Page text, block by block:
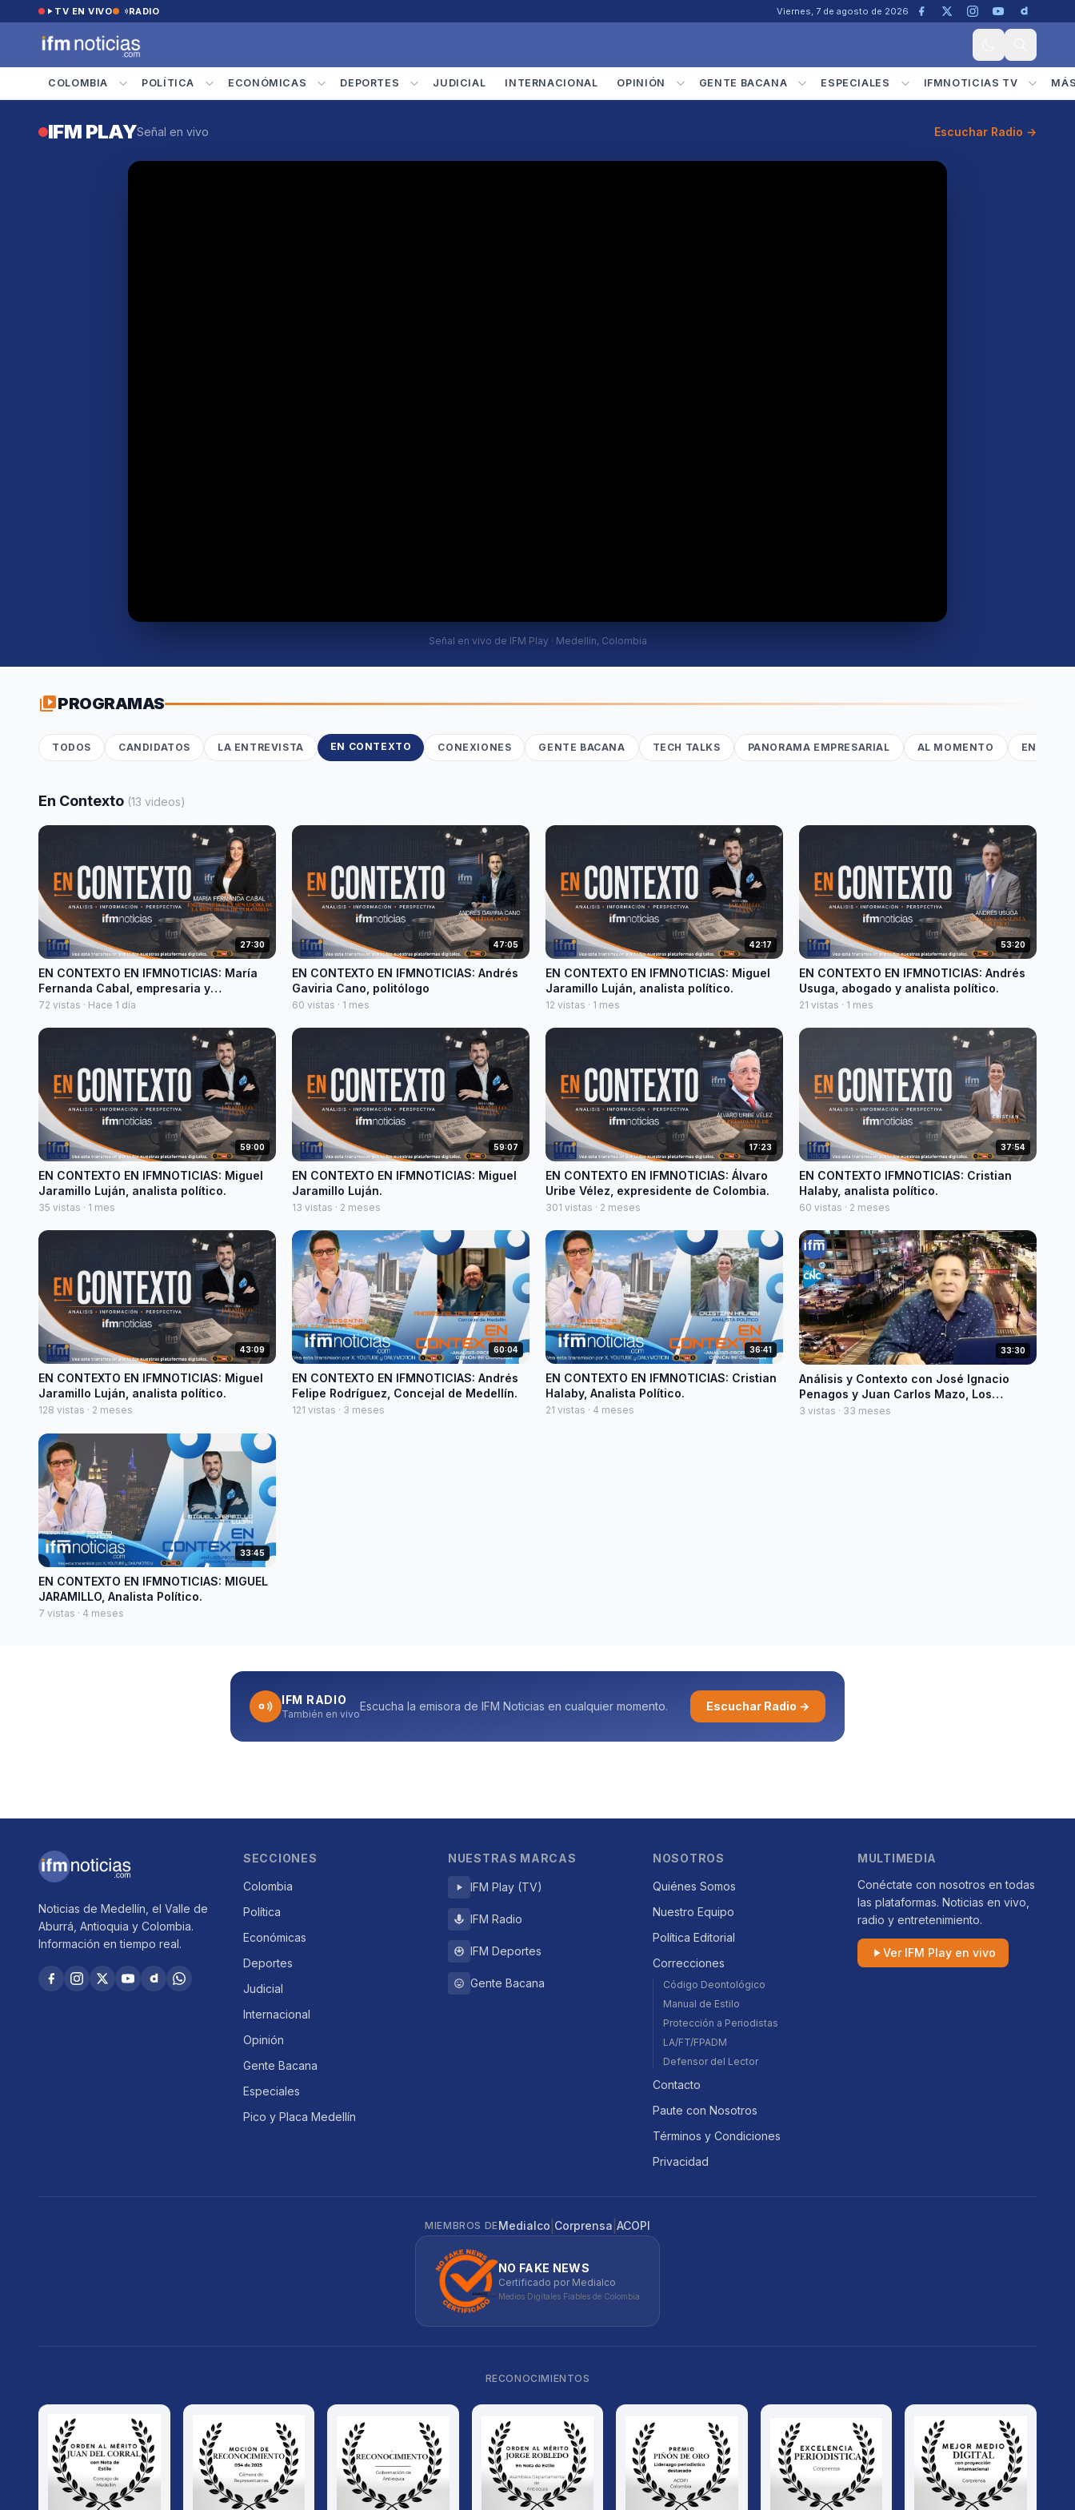
Saltar al contenido
TV EN VIVO RADIO Viernes, 7 de agosto de 2026
COLOMBIA POLÍTICA ECONÓMICAS DEPORTES JUDICIAL INTERNACIONAL OPINIÓN GENTE BACANA ESPECIALES IFMNOTICIAS TV
IFM PLAYSeñal en vivo Escuchar Radio →
Señal en vivo de IFM Play · Medellín, Colombia
PROGRAMAS
TODOS CANDIDATOS LA ENTREVISTA EN CONTEXTO CONEXIONES GENTE BACANA TECH TALKS PANORAMA EMPRESARIAL AL MOMENTO EN VIVO
En Contexto (13 videos)
27:30
EN CONTEXTO EN IFMNOTICIAS: María
Fernanda Cabal, empresaria y
exsenadora de la República de Colombia.
72 vistas · Hace 1 día
47:05
EN CONTEXTO EN IFMNOTICIAS: Andrés
Gaviria Cano, politólogo
60 vistas · 1 mes
42:17
EN CONTEXTO EN IFMNOTICIAS: Miguel
Jaramillo Luján, analista político.
12 vistas · 1 mes
53:20
EN CONTEXTO EN IFMNOTICIAS: Andrés
Usuga, abogado y analista político.
21 vistas · 1 mes
59:00
EN CONTEXTO EN IFMNOTICIAS: Miguel
Jaramillo Luján, analista político.
35 vistas · 1 mes
59:07
EN CONTEXTO EN IFMNOTICIAS: Miguel
Jaramillo Luján.
13 vistas · 2 meses
17:23
EN CONTEXTO EN IFMNOTICIAS: Álvaro
Uribe Vélez, expresidente de Colombia.
301 vistas · 2 meses
37:54
EN CONTEXTO IFMNOTICIAS: Cristian
Halaby, analista político.
60 vistas · 2 meses
43:09
EN CONTEXTO EN IFMNOTICIAS: Miguel
Jaramillo Luján, analista político.
128 vistas · 2 meses
60:04
EN CONTEXTO EN IFMNOTICIAS: Andrés
Felipe Rodríguez, Concejal de Medellín.
121 vistas · 3 meses
36:41
EN CONTEXTO EN IFMNOTICIAS: Cristian
Halaby, Analista Político.
21 vistas · 4 meses
33:30
Análisis y Contexto con José Ignacio
Penagos y Juan Carlos Mazo, Los
imputados de la alcaldía.
3 vistas · 33 meses
33:45
EN CONTEXTO EN IFMNOTICIAS: MIGUEL
JARAMILLO, Analista Político.
7 vistas · 4 meses
IFM RADIO
También en vivo
Escucha la emisora de IFM Noticias en cualquier momento. Escuchar Radio →
Noticias de Medellín, el Valle de
Aburrá, Antioquia y Colombia.
Información en tiempo real.
SECCIONES
Colombia
Política
Económicas
Deportes
Judicial
Internacional
Opinión
Gente Bacana
Especiales
Pico y Placa Medellín
NUESTRAS MARCAS
IFM Play (TV)
IFM Radio
IFM Deportes
Gente Bacana
NOSOTROS
Quiénes Somos
Nuestro Equipo
Política Editorial
Correcciones
Código Deontológico
Manual de Estilo
Protección a Periodistas
LA/FT/FPADM
Defensor del Lector
Contacto
Paute con Nosotros
Términos y Condiciones
Privacidad
MULTIMEDIA
Conéctate con nosotros en todas
las plataformas. Noticias en vivo,
radio y entretenimiento.
Ver IFM Play en vivo
MIEMBROS DE Medialco Corprensa ACOPI
NO FAKE NEWS
Certificado por Medialco
Medios Digitales Fiables de Colombia
RECONOCIMIENTOS